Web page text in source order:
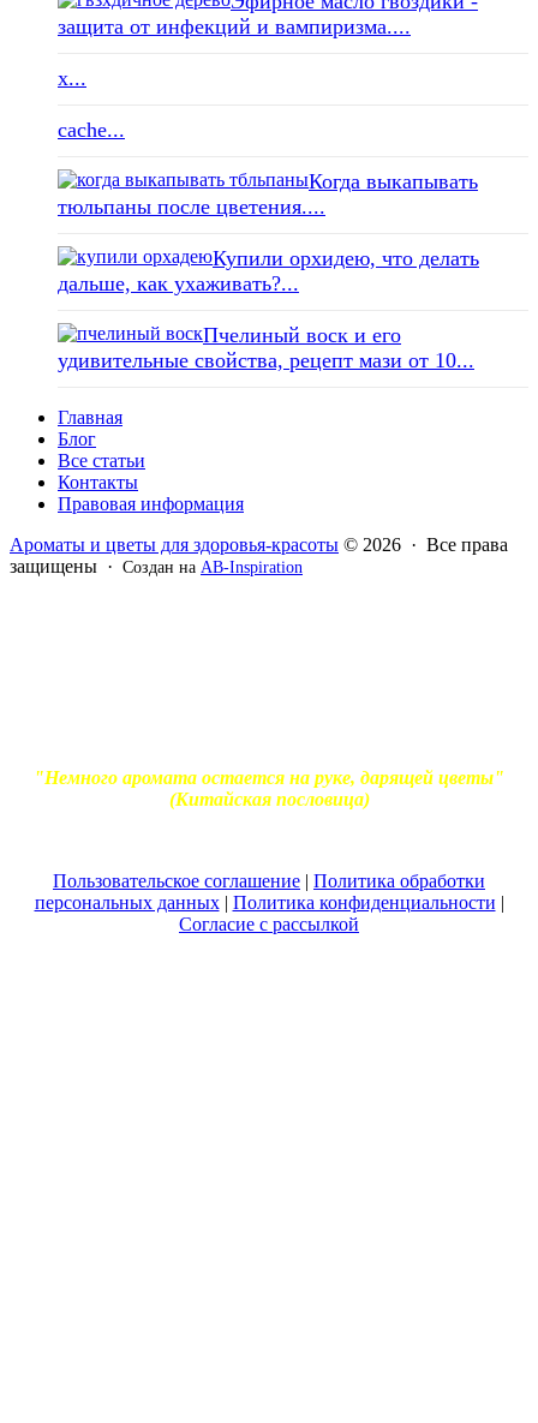
защита от инфекций и вампиризма....
x...
cache...
Когда выкапывать
тюльпаны после цветения....
Купили орхидею, что делать
дальше, как ухаживать?...
Пчелиный воск и его
удивительные свойства, рецепт мази от 10...
Главная
Блог
Все статьи
Контакты
Правовая информация
Ароматы и цветы для здоровья-красоты © 2026 · Все права
защищены · Создан на AB-Inspiration
"Немного аромата остается на руке, дарящей цветы"
(Китайская пословица)
Пользовательское соглашение | Политика обработки
персональных данных| Политика конфиденциальности |
Согласие с рассылкой